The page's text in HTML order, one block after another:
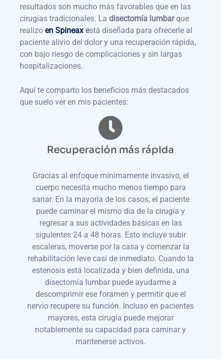
resultados son mucho más favorables que en las
cirugías tradicionales. La disectomía lumbarque
realizo en Spineaxestá diseñada para ofrecerle al
paciente alivio del dolor y una recuperación rápida,
con bajo riesgo de complicaciones y sin largas
hospitalizaciones.
Aquí te comparto los beneficios más destacados
que suelo ver en mis pacientes:
Recuperación más rápida
Gracias al enfoque mínimamente invasivo, el
cuerpo necesita mucho menos tiempo para
sanar. En la mayoría de los casos, el paciente
puede caminar el mismo día de la cirugía y
regresar a sus actividades básicas en las
siguientes 24 a 48 horas. Esto incluye subir
escaleras, moverse por la casa y comenzar la
rehabilitación leve casi de inmediato. Cuando la
estenosis está localizada y bien definida, una
disectomía lumbar puede ayudarme a
descomprimir ese foramen y permitir que el
nervio recupere su función. Incluso en pacientes
mayores, esta cirugía puede mejorar
notablemente su capacidad para caminar y
mantenerse activos.